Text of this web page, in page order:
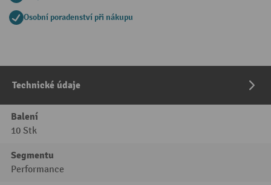
Osobní poradenství při nákupu
Technické údaje
Balení
10 Stk
Segmentu
Performance